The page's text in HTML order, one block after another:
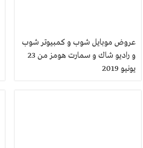
عروض موبايل شوب و كمبيوتر شوب
و راديو شاك و سمارت هومز من 23
يونيو 2019